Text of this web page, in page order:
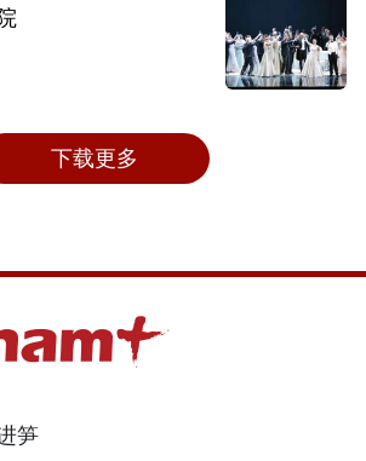
下载更多
笋